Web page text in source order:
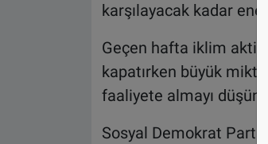
karşılayacak kadar
Geçen hafta iklim
kapatırken büyük
faaliyete almayı
Sosyal Demokrat